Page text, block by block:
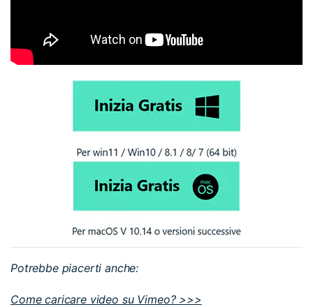
Potrebbe piacerti anche:
Come caricare video su Vimeo? >>>